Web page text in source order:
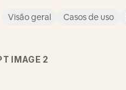
Visão geral Casos de uso
IMAGE 2